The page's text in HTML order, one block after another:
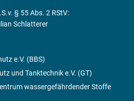
§ 55 Abs. 2 RStV:
Schlatterer
e.V. (BBS)
und Tanktechnik e.V. (GT)
wassergefährdender Stoffe